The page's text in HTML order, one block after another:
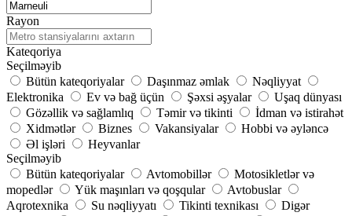
Rayon
Kateqoriya
Seçilməyib
Bütün kateqoriyalar
Daşınmaz əmlak
Nəqliyyat
Elektronika
Ev və bağ üçün Şəxsi əşyalar
Uşaq dünyası
Gözəllik və sağlamlıq
Təmir və tikinti
İdman və istirahət
Xidmətlər
Biznes Vakansiyalar
Hobbi və əyləncə
Əl işləri
Heyvanlar
Seçilməyib
Bütün kateqoriyalar
Avtomobillər
Motosikletlər və
mopedlər
Yük maşınları və qoşqular
Avtobuslar
Aqrotexnika
Su nəqliyyatı Tikinti texnikası
Digər